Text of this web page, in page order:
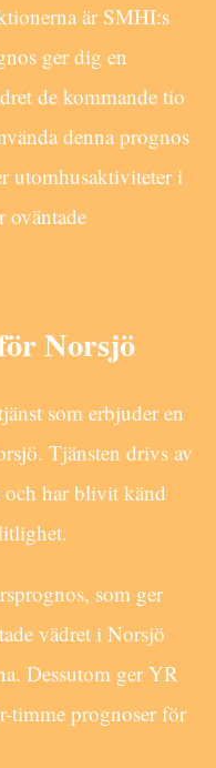
är SMHI:s
ger dig en
de kommande tio
denna prognos
utomhusaktiviteter i
oväntade
Norsjö
som erbjuder en
Tjänsten drivs av
har blivit känd
som ger
vädret i Norsjö
Dessutom ger YR
timme prognoser för